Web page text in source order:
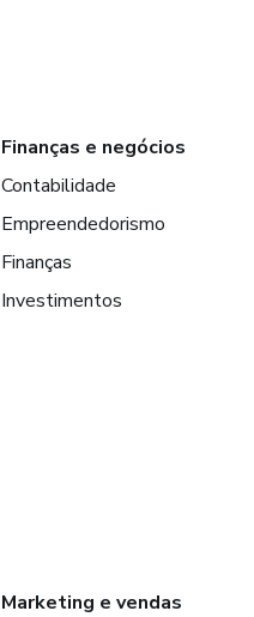
Finanças e negócios
Contabilidade
Empreendedorismo
Finanças
Investimentos
Marketing e vendas